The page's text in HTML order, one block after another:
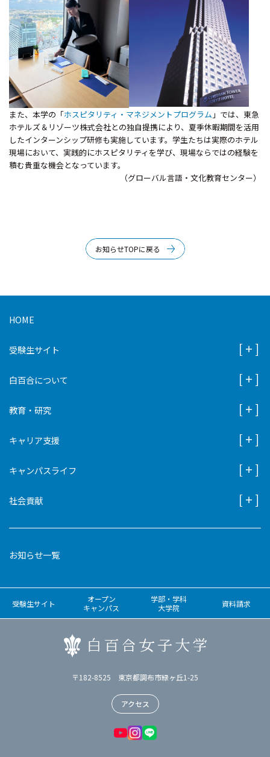
また、本学の「ホスピタリティ・マネジメントプログラム 」では、東急
ホテルズ＆リゾーツ株式会社との独自提携により、夏季休暇期間を活用
したインターンシップ研修も実施しています。学生たちは実際のホテル
現場において、実践的にホスピタリティを学び、現場ならではの経験を
積む貴重な機会となっています。
（グローバル言語・文化教育センター）
お知らせTOPに戻る
HOME
受験生サイト
白百合について
教育・研究
キャリア支援
キャンパスライフ
社会貢献
お知らせ一覧
受験生サイト
オープン
キャンパス
学部・学科
大学院
資料請求
〒182-8525 東京都調布市緑ヶ丘1-25
アクセス